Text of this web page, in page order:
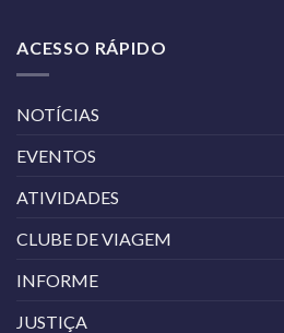
ACESSO RÁPIDO
NOTÍCIAS
EVENTOS
ATIVIDADES
CLUBE DE VIAGEM
INFORME
JUSTIÇA